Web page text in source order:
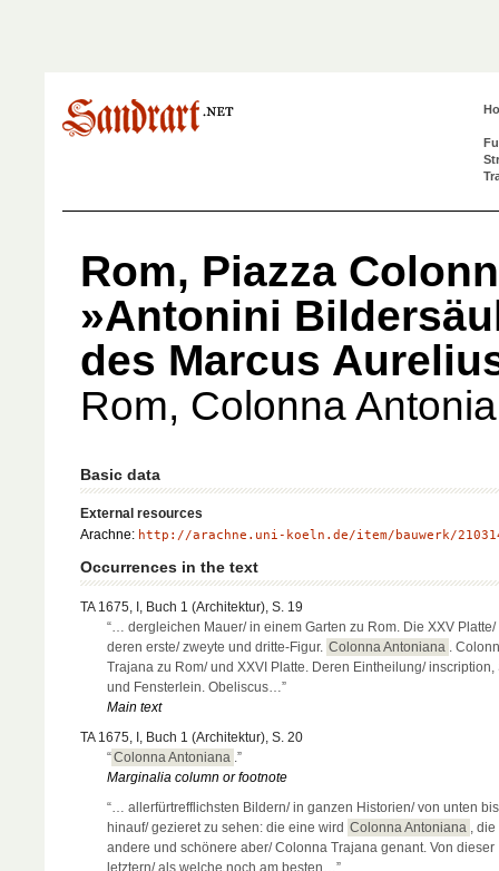
Rom, Piazza
»Antonini
des Marcus
Rom, Colonna
Basic data
External resources
Arachne: http://arachne.uni-koeln.de/item/bauwerk/
Occurrences in the text
TA 1675, I, Buch 1 (Architektur), S. 19
“… dergleichen Mauer/ in einem Garten zu Rom. Die XXV Platte/
deren erste/ zweyte und dritte-Figur. Colonna Antoniana .
Trajana zu Rom/ und XXVI Platte. Deren Eintheilung/ inscription,
und Fensterlein. Obeliscus…”
Main text
TA 1675, I, Buch 1 (Architektur), S. 20
“Colonna Antoniana .”
Marginalia column or footnote
“… allerfürtrefflichsten Bildern/ in ganzen Historien/ von unten
hinauf/ gezieret zu sehen: die eine wird Colonna Antoniana , die
andere und schönere aber/ Colonna Trajana genant. Von dieser
letztern/ als welche noch am besten…”